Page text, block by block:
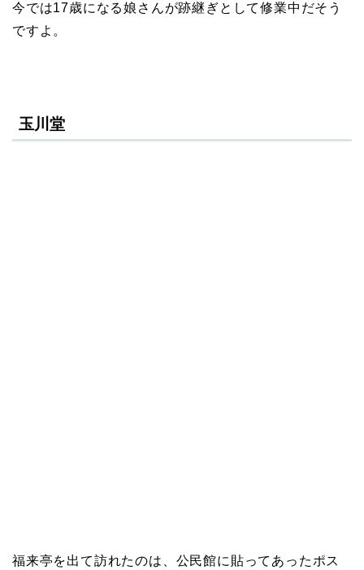
今では17歳になる娘さんが跡継ぎとして修業中だそう
ですよ。
玉川堂
福来亭を出て訪れたのは、公民館に貼ってあったポス